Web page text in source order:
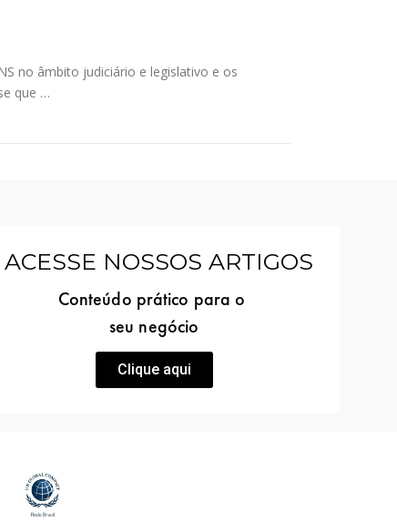
no âmbito judiciário e legislativo e os
que …
ACESSE NOSSOS ARTIGOS
Conteúdo prático para o
seu negócio
Clique aqui